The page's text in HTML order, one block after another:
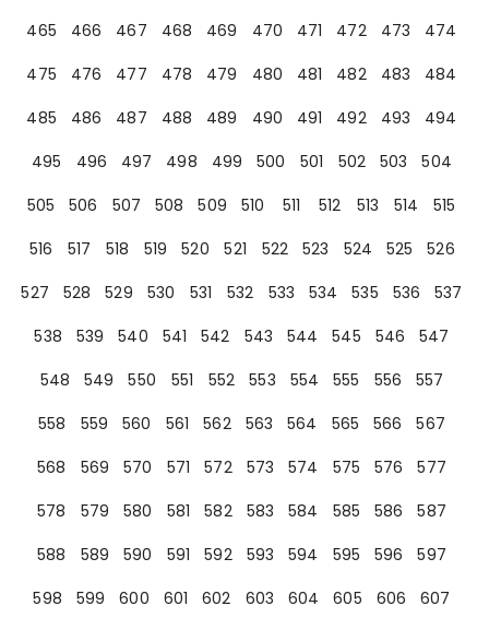
465
466 467 468 469 470 471 472 473
474
475
476 477 478 479 480 481 482 483
484
485
486 487 488 489 490 491 492 493
494
495
496 497 498 499 500 501 502 503
504
505
506 507 508 509 510 511 512 513 514
515
516
517 518 519 520 521 522 523 524 525
526
527
528 529 530 531 532 533 534 535 536
537
538
539 540 541 542 543 544 545 546
547
548
549 550 551 552 553 554 555 556
557
558
559 560 561 562 563 564 565 566
567
568
569 570 571 572 573 574 575 576
577
578
579 580 581 582 583 584 585 586
587
588
589 590 591 592 593 594 595 596
597
598
599 600 601 602 603 604 605 606
607